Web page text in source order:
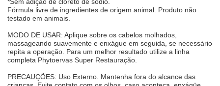
*Sem adição de cloreto de sódio.
Fórmula livre de ingredientes de origem animal. Produto não
testado em animais.
MODO DE USAR: Aplique sobre os cabelos molhados,
massageando suavemente e enxágue em seguida, se necessário
repita a operação. Para um melhor resultado utilize a linha
completa Phytoervas Super Restauração.
PRECAUÇÕES: Uso Externo. Mantenha fora do alcance das